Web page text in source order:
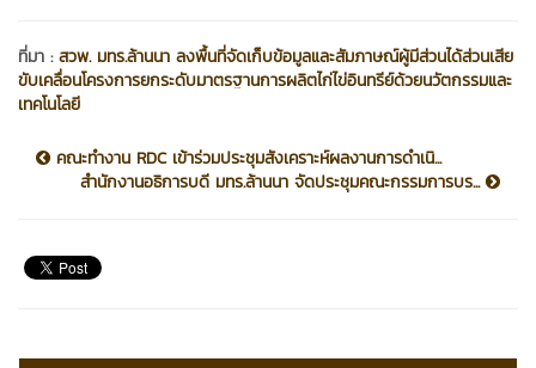
ที่มา :สวพ. มทร.ล้านนา ลงพื้นที่จัดเก็บข้อมูลและสัมภาษณ์ผู้มีส่วนได้ส่วนเสีย
ขับเคลื่อนโครงการยกระดับมาตรฐานการผลิตไก่ไข่อินทรีย์ด้วยนวัตกรรมและ
เทคโนโลยี
คณะทำงาน RDC เข้าร่วมประชุมสังเคราะห์ผลงานการดำเนิ...
สำนักงานอธิการบดี มทร.ล้านนา จัดประชุมคณะกรรมการบร...